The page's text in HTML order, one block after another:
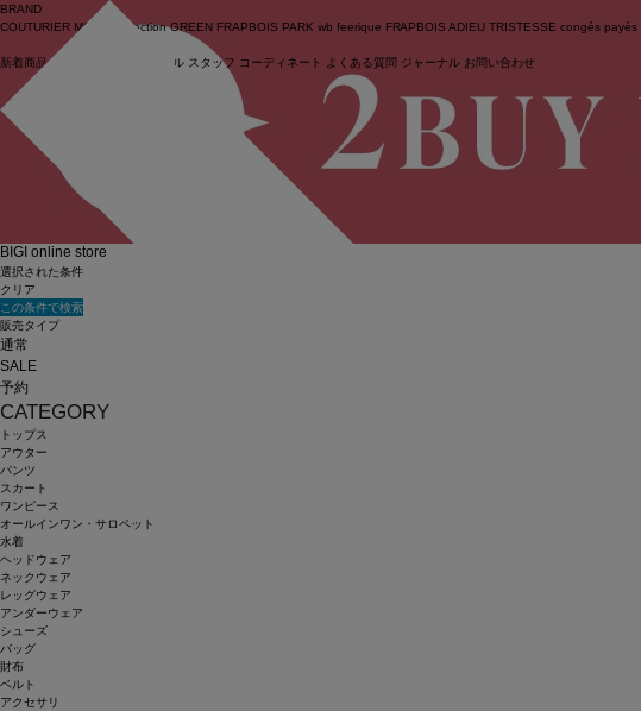
ログイン
BRAND
COUTURIER MOGA Collection GREEN FRAPBOIS PARK wb feerique FRAPBOIS ADIEU TRISTESSE congés payés
新着商品 (ライブ) セール スタッフ コーディネート よくある質問 ジャーナル お問い合わせ
BIGI online store
選択された条件
クリア
この条件で検索
販売タイプ
通常
SALE
予約
CATEGORY
トップス
アウター
パンツ
スカート
ワンピース
オールインワン・サロペット
水着
ヘッドウェア
ネックウェア
レッグウェア
アンダーウェア
シューズ
バッグ
財布
ベルト
アクセサリ